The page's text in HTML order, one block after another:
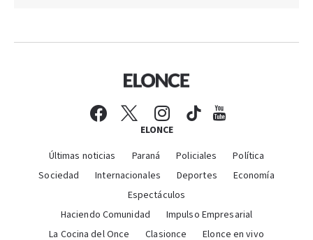
ELONCE
Últimas noticias Paraná Policiales
Política
Sociedad
Internacionales Deportes
Economía
Espectáculos
Haciendo Comunidad
Impulso Empresarial
La Cocina del Once
Clasionce Elonce en vivo